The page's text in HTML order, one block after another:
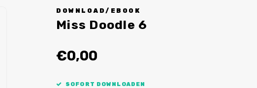
DOWNLOAD/EBOOK
Miss Doodle 6
€0,00
SOFORT DOWNLOADEN